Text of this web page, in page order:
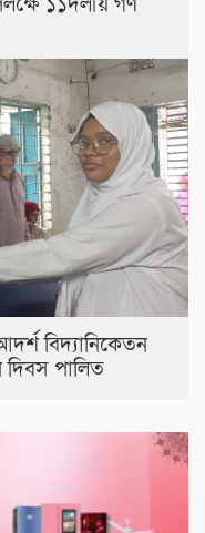
বিদ্যানিকেতন
দিবস পালিত